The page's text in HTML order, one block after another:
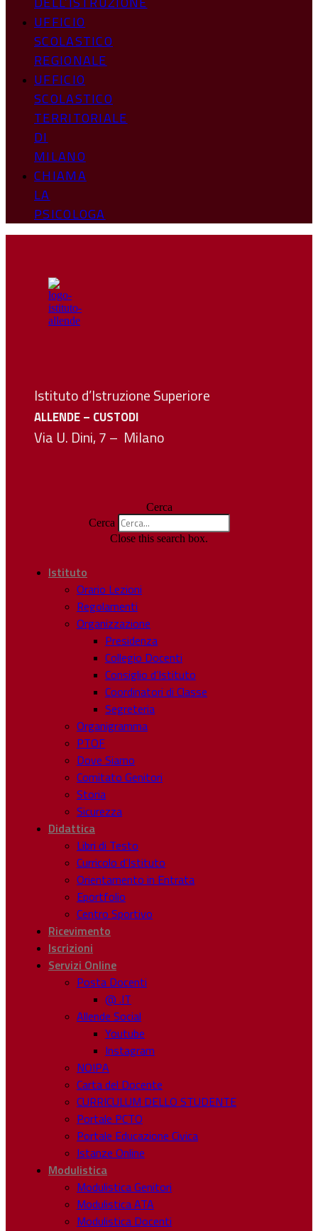
UFFICIO
SCOLASTICO
REGIONALE
UFFICIO
SCOLASTICO
TERRITORIALE
DI
MILANO
CHIAMA
LA
PSICOLOGA
Istituto d’Istruzione Superiore
ALLENDE – CUSTODI
Via U. Dini, 7 – Milano
Cerca
Cerca
Close this search box.
Istituto
Orario Lezioni
Regolamenti
Organizzazione
Presidenza
Collegio Docenti
Consiglio d’Istituto
Coordinatori di Classe
Segreteria
Organigramma
PTOF
Dove Siamo
Comitato Genitori
Storia
Sicurezza
Didattica
Libri di Testo
Curricolo d’Istituto
Orientamento in Entrata
Eportfolio
Centro Sportivo
Ricevimento
Iscrizioni
Servizi Online
Posta Docenti
@ .IT
Allende Social
Youtube
Instagram
NOIPA
Carta del Docente
CURRICULUM DELLO STUDENTE
Portale PCTO
Portale Educazione Civica
Istanze Online
Modulistica
Modulistica Genitori
Modulistica ATA
Modulistica Docenti